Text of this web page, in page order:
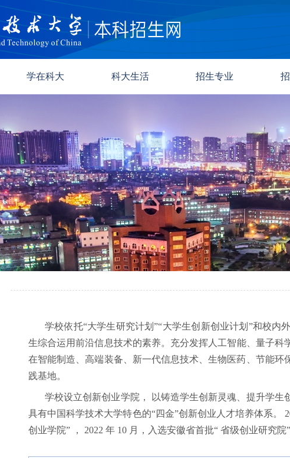
学在科大 科大生活 招生专业
学校依托“大学生研究计划”“大学生创新创业计划 ”和校内
生综合运用前沿信息技术的素养。 充分发挥人工智能、量子科
在智能制造、高端装备、新一代信息技术、生物医药、节能
践基地。
学校设立创新创业学院，
以铸造学生创新灵魂、提升学生
具有中国科学技术大学特色的“四金”创新创业人才培养体系。
创业学院” ， 2022 年 10 月，入选安徽省首批“ 省级创业研究院”